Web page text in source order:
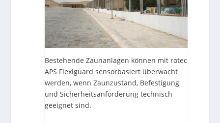
Bestehende Zaunanlagen können mit rotec
APS Flexiguard sensorbasiert überwacht
werden, wenn Zaunzustand, Befestigung
und Sicherheitsanforderung technisch
geeignet sind.